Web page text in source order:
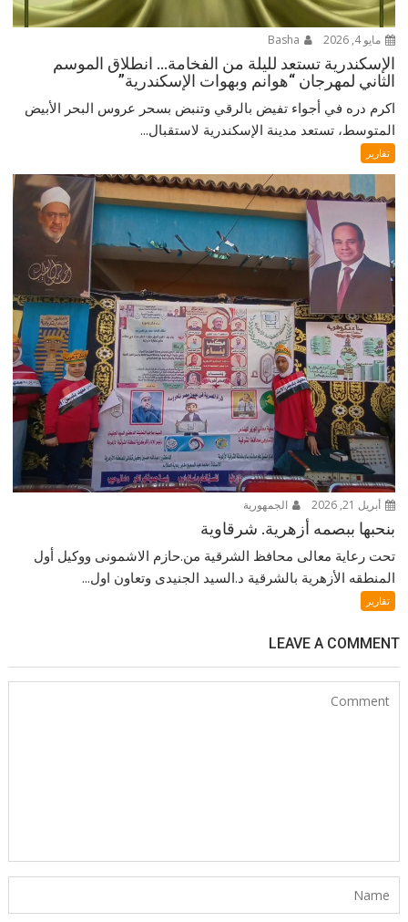
مايو 4, 2026
الإسكندرية تستعد لليلة من الفخامة… انطلاق الموسم
الثاني لمهرجان “هوانم وبهوات الإسكندرية”
اكرم دره في أجواء تفيض بالرقي وتنبض بسحر عروس البحر الأبيض
المتوسط، تستعد مدينة الإسكندرية لاستقبال...
تقارير
أبريل 21, 2026 الجمهورية
بنحبها ببصمه أزهرية. شرقاوية
تحت رعاية معالى محافظ الشرقية من.حازم الاشمونى ووكيل أول
المنطقه الأزهرية بالشرقية د.السيد الجنيدى وتعاون اول...
تقارير
LEAVE A COMMENT